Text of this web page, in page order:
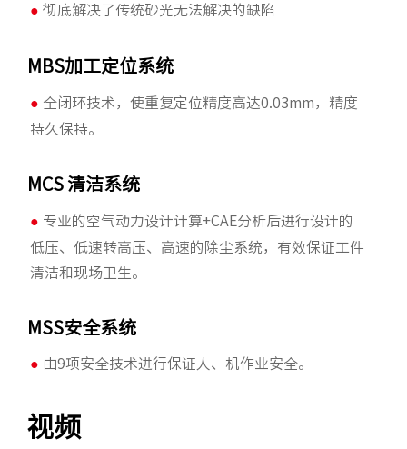
●彻底解决了传统砂光无法解决的缺陷
MBS加工定位系统
● 全闭环技术，使重复定位精度高达0.03mm，精度
持久保持。
MCS 清洁系统
● 专业的空气动力设计计算+CAE分析后进行设计的
低压、低速转高压、高速的除尘系统，有效保证工件
清洁和现场卫生。
MSS安全系统
● 由9项安全技术进行保证人、机作业安全。
视频